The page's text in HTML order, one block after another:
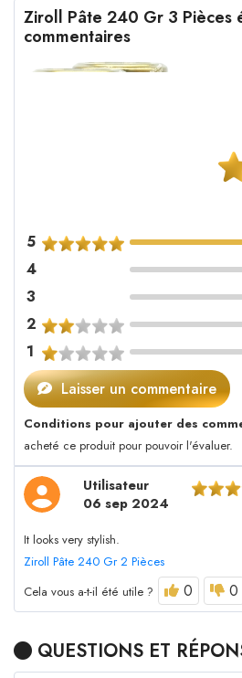
Ziroll Pâte 240 Gr 3 Pièces
commentaires
5
4
3
2
1
Laisser un commentaire
Conditions pour ajouter des
acheté ce produit pour pouvoir l'évaluer.
Utilisateur
06 sep 2024
It looks very stylish.
Ziroll Pâte 240 Gr 2 Pièces
Cela vous a-t-il été utile ?
0 0
QUESTIONS ET